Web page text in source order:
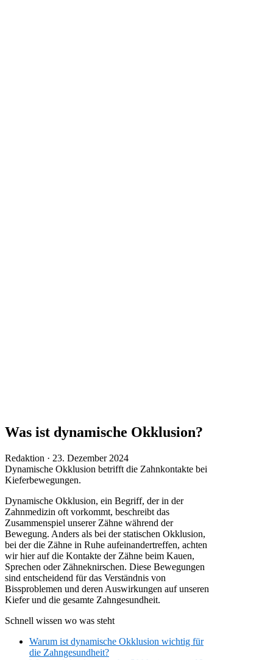
Was ist dynamische Okklusion?
Redaktion · Veröffentlicht
am
23. Dezember 2024
Dynamische Okklusion betrifft die Zahnkontakte bei
Kieferbewegungen.
Dynamische Okklusion, ein Begriff, der in der
Zahnmedizin oft vorkommt, beschreibt das
Zusammenspiel unserer Zähne während der
Bewegung. Anders als bei der statischen Okklusion,
bei der die Zähne in Ruhe aufeinandertreffen, achten
wir hier auf die Kontakte der Zähne beim Kauen,
Sprechen oder Zähneknirschen. Diese Bewegungen
sind entscheidend für das Verständnis von
Bissproblemen und deren Auswirkungen auf unseren
Kiefer und die gesamte Zahngesundheit.
Schnell wissen wo was steht
Warum ist dynamische Okklusion wichtig für
die Zahngesundheit?